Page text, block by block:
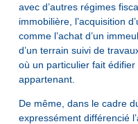
avec d’autres régimes
immobilière, l’acquisition
comme l’achat d’un
d’un terrain suivi de
où un particulier fait
appartenant.
De même, dans le cadre
expressément différencié